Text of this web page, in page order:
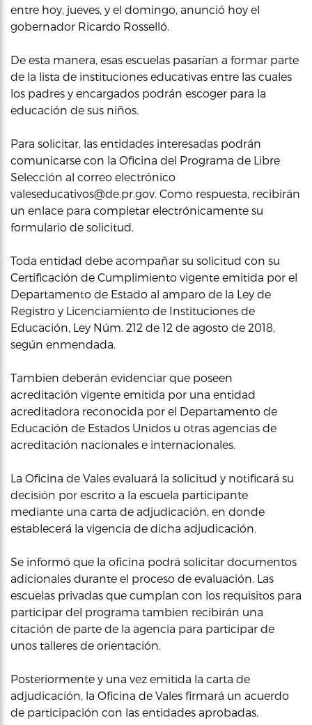
entre hoy, jueves, y el domingo, anunció hoy el
gobernador Ricardo Rosselló.
De esta manera, esas escuelas pasarían a formar parte
de la lista de instituciones educativas entre las cuales
los padres y encargados podrán escoger para la
educación de sus niños.
Para solicitar, las entidades interesadas podrán
comunicarse con la Oficina del Programa de Libre
Selección al correo electrónico
valeseducativos@de.pr.gov. Como respuesta, recibirán
un enlace para completar electrónicamente su
formulario de solicitud.
Toda entidad debe acompañar su solicitud con su
Certificación de Cumplimiento vigente emitida por el
Departamento de Estado al amparo de la Ley de
Registro y Licenciamiento de Instituciones de
Educación, Ley Núm. 212 de 12 de agosto de 2018,
según enmendada.
Tambien deberán evidenciar que poseen
acreditación vigente emitida por una entidad
acreditadora reconocida por el Departamento de
Educación de Estados Unidos u otras agencias de
acreditación nacionales e internacionales.
La Oficina de Vales evaluará la solicitud y notificará su
decisión por escrito a la escuela participante
mediante una carta de adjudicación, en donde
establecerá la vigencia de dicha adjudicación.
Se informó que la oficina podrá solicitar documentos
adicionales durante el proceso de evaluación. Las
escuelas privadas que cumplan con los requisitos para
participar del programa tambien recibirán una
citación de parte de la agencia para participar de
unos talleres de orientación.
Posteriormente y una vez emitida la carta de
adjudicación, la Oficina de Vales firmará un acuerdo
de participación con las entidades aprobadas.